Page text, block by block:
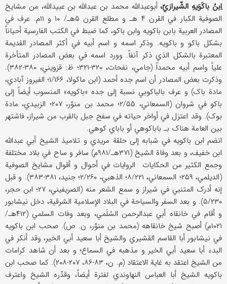
اِبنُ باکَوَیهِ الشّیرازيّ، أبوعبدالله محمد بن عبدالله بن عبیدالله، من مشایخ
الصوفیة الکبار في القرن ۴ هـ و مطلع القرن ۵هـ/ ۱۰ و ۱۱م. عرف في
المصادر العربیة بابن باکویه وابن باکو، کما ضبط في الکتب الفارسیة أحیاناً
بشکل باکو و باکویه. وذکر اسمه و اسم أبیه في أکثر المصادر القدیمة
المعتبرة بالشکل الذي ذکر آنفاً. وورد اسمه في بعض المصادر المتأخرة
علیاً واسم أبیه محمداً (جامي، نفحات، ۳۲۰-۳۲۱؛ ظ: قزویني، ۳۸۰-۳۸۲).
وذکرت بعض المصادر أن اسم جده أحمد (ابن ماکولا، ۱/۱۶۶؛ الفیروز آبادي،
مادة باک) و عرف بالباکوبي نسبة إلی جده «باکویه» المنسوب أیضاً إلی
باکو في شروان (السمعاني، ۲/۵۵؛ محمد بن منوّر، ۲۰۷؛ الزبیدي، مادة
بوک). وقد اعتزل في أواخر حیاته في سفح جبل بالقرب من شیراز، فاشتهر
بین العامة هناک بـ باباکوهي أو باباي کوهي.
انضم ابن باکویه في شبابه إلی حلقة مریدي و تلامیذ الشیخ أبي عبدالله
ابن خفیف، و بعد وفاة الشیخ (۳۷۱هـ/۹۸۱م) سافر و ساح في بلاد مختلفة
وجمع الکثیر من الحکایات الروایات في أحوال و أقوال مشایخ الصوفیة
(الدیلمي، ۲۵۹؛ السمعاني، ۸/۲۲۱؛ الذهبي، ۲/۲۶۰؛ جنید، ۳۸۱-۳۸۳). و قبل
إنه أدرک المتنبي في شیراز و سمع الشعر منه (الصریفیني، ۲۷؛ ابن حجر،
۵/۲۳۰). و بعد السفر والسیاحة في البلاد الإسلامیة الشرقیة، دخل نیشابور
و أقام في خانقاه أبي عبدالرحمن السُلَمي، وبعد وفات السلمي (۴۱۲هـ/
۱۰۲۱م) أصبح شیخ خانقاهه (محمد بن منوّر، ن. ص). صحب ابن باکویه
في نیشابور أبا القاسم القشیري والشیخ أبا سعید أبي الخیر، وقد أنکر في
البدء أبا سعید أبي الخیر و مذهبه في السماع؛ و بعد أن شاهد کرامات
من الشیخ اعتقد به غایة الاعتقاد (م. ن، ۸۳-۸۶، ۲۰۷-۲۰۸). کما صحب ابن
باکویه الشیخ أبا العباس النهاوندي لفترة أیضاً، وقدّره الشیخ واعترف